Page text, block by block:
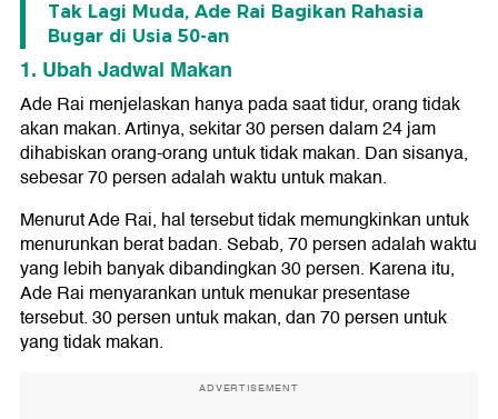
Tak Lagi Muda, Ade Rai Bagikan Rahasia
Bugar di Usia 50-an
1. Ubah Jadwal Makan
Ade Rai menjelaskan hanya pada saat tidur, orang tidak
akan makan. Artinya, sekitar 30 persen dalam 24 jam
dihabiskan orang-orang untuk tidak makan. Dan sisanya,
sebesar 70 persen adalah waktu untuk makan.
Menurut Ade Rai, hal tersebut tidak memungkinkan untuk
menurunkan berat badan. Sebab, 70 persen adalah waktu
yang lebih banyak dibandingkan 30 persen. Karena itu,
Ade Rai menyarankan untuk menukar presentase
tersebut. 30 persen untuk makan, dan 70 persen untuk
yang tidak makan.
ADVERTISEMENT